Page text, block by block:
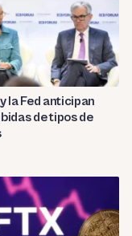
y la Fed anticipan
de tipos de